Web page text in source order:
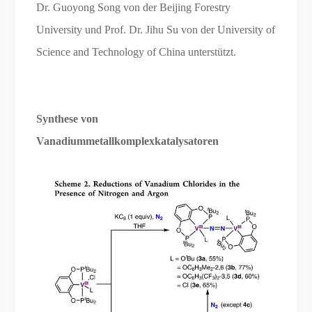
Dr. Guoyong Song von der Beijing Forestry
University und Prof. Dr. Jihu Su von der University of
Science and Technology of China unterstützt.
Synthese von
Vanadiummetallkomplexkatalysatoren